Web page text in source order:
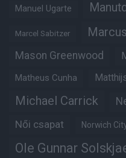
Manuel Ugarte
Marcel Sabitzer
Mason Greenwood
Matheus Cunha
Michael Carrick
Női csapat Norwich
Ole Gunnar